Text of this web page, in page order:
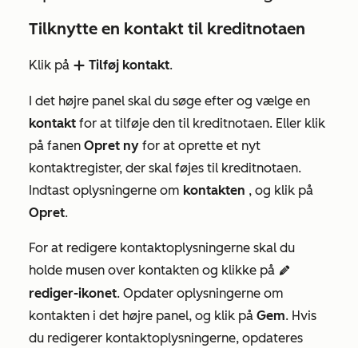
Tilknytte en kontakt til kreditnotaen
Klik på add Tilføj kontakt.
I det højre panel skal du søge efter og vælge en
kontakt for at tilføje den til kreditnotaen. Eller klik
på fanen Opret ny for at oprette et nyt
kontaktregister, der skal føjes til kreditnotaen.
Indtast oplysningerne om kontakten , og klik på
Opret.
For at redigere kontaktoplysningerne skal du
holde musen over kontakten og klikke på edit
rediger-ikonet. Opdater oplysningerne om
kontakten i det højre panel, og klik på Gem. Hvis
du redigerer kontaktoplysningerne, opdateres